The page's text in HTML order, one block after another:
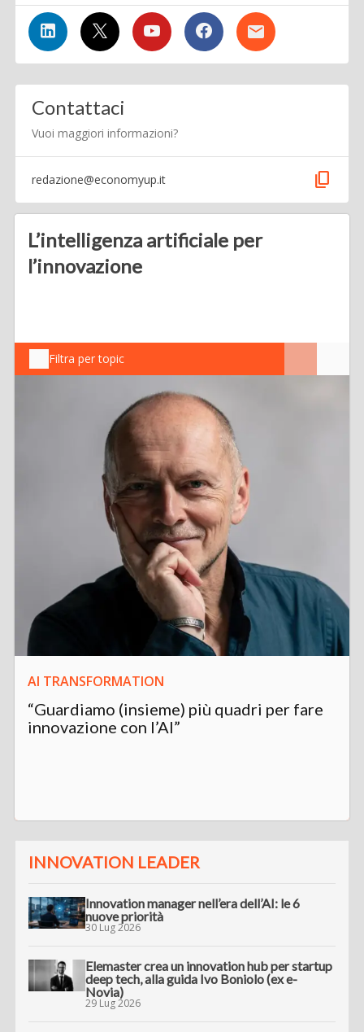
Contattaci
Vuoi maggiori informazioni?
redazione@economyup.it content_copy
L’intelligenza artificiale per
l’innovazione
Filtra per topic
AI TRANSFORMATION
“Guardiamo (insieme) più quadri per fare
innovazione con l’AI”
INNOVATION LEADER
Innovation manager nell’era dell’AI: le 6
nuove priorità
30 Lug 2026
Elemaster crea un innovation hub per startup
deep tech, alla guida Ivo Boniolo (ex e-
Novia)
29 Lug 2026